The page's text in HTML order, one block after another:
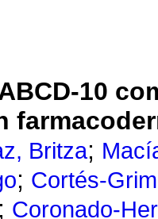
10
Britza;
; Cortés-
; Coronado-